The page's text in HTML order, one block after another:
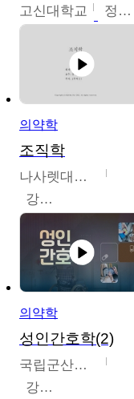
고신대학교 정주영
의약학
조직학
나사렛대학교
강지언
의약학
성인간호학(2)
국립군산대학교
강경아